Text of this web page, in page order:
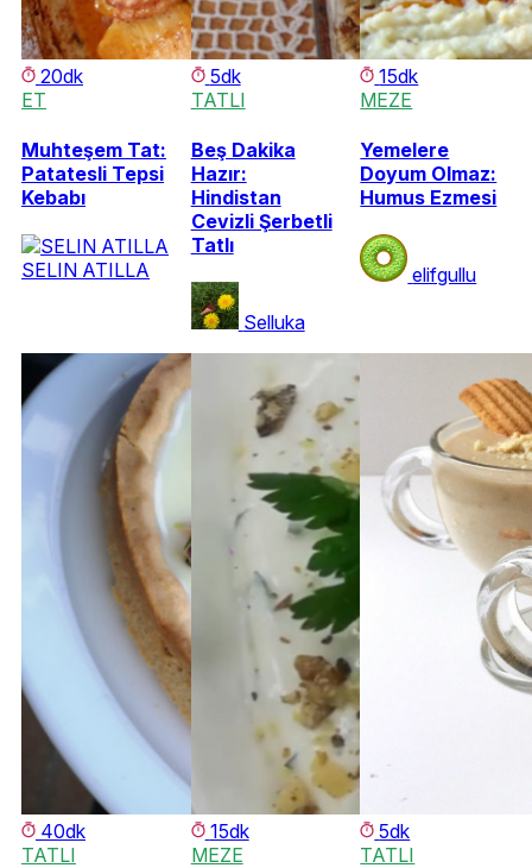
20dk
ET
Muhteşem Tat:
Patatesli Tepsi
Kebabı
SELIN ATILLA
5dk
TATLI
Beş Dakika
Hazır:
Hindistan
Cevizli Şerbetli
Tatlı
Selluka
15dk
MEZE
Yemelere
Doyum Olmaz:
Humus Ezmesi
elifgullu
40dk
TATLI
15dk
MEZE
5dk
TATLI